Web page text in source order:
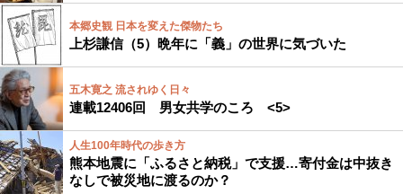
本郷史観 日本を変えた傑物たち
上杉謙信（5）晩年に「義」の世界に気づいた
五木寛之 流されゆく日々
連載12406回 男女共学のころ <5>
人生100年時代の歩き方
熊本地震に「ふるさと納税」で支援…寄付金は中抜き
なしで被災地に渡るのか？